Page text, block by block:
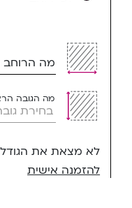
מה הרוחב
מה הגובה
לא מצאת את הגודל
להזמנה אישית